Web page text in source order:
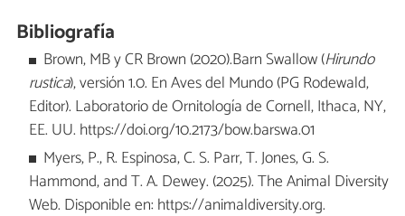
Bibliografía
Brown, MB y CR Brown (2020).Barn Swallow (Hirundo
rustica), versión 1.0. En Aves del Mundo (PG Rodewald,
Editor). Laboratorio de Ornitología de Cornell, Ithaca, NY,
EE. UU. https://doi.org/10.2173/bow.barswa.01
Myers, P., R. Espinosa, C. S. Parr, T. Jones, G. S.
Hammond, and T. A. Dewey. (2025). The Animal Diversity
Web. Disponible en: https://animaldiversity.org.